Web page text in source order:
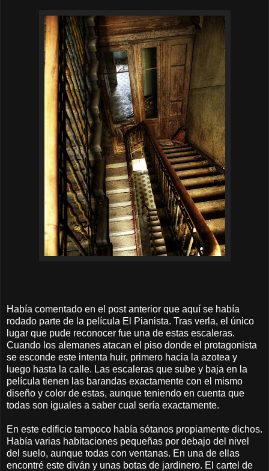
Había comentado en el post anterior que aquí se había
rodado parte de la película El Pianista. Tras verla, el único
lugar que pude reconocer fue una de estas escaleras.
Cuando los alemanes atacan el piso donde el protagonista
se esconde este intenta huir, primero hacia la azotea y
luego hasta la calle. Las escaleras que sube y baja en la
película tienen las barandas exactamente con el mismo
diseño y color de estas, aunque teniendo en cuenta que
todas son iguales a saber cual sería exactamente.
En este edificio tampoco había sótanos propiamente dichos.
Había varias habitaciones pequeñas por debajo del nivel
del suelo, aunque todas con ventanas. En una de ellas
encontré este diván y unas botas de jardinero. El cartel de